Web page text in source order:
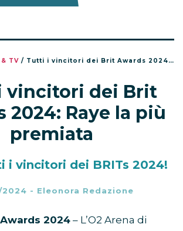
TV / Tutti i vincitori dei Brit Awards 2024: Raye la più premiata
vincitori dei Brit
2024: Raye la più
premiata
i vincitori dei BRITs 2024!
- Eleonora Redazione
2024 – L’O2 Arena di